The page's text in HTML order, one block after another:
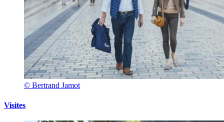
© Bertrand Jamot
Visites